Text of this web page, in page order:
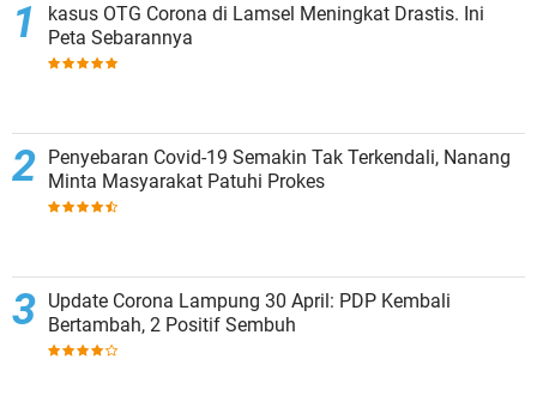
kasus OTG Corona di Lamsel Meningkat Drastis. Ini
Peta Sebarannya
Penyebaran Covid-19 Semakin Tak Terkendali, Nanang
Minta Masyarakat Patuhi Prokes
Update Corona Lampung 30 April: PDP Kembali
Bertambah, 2 Positif Sembuh